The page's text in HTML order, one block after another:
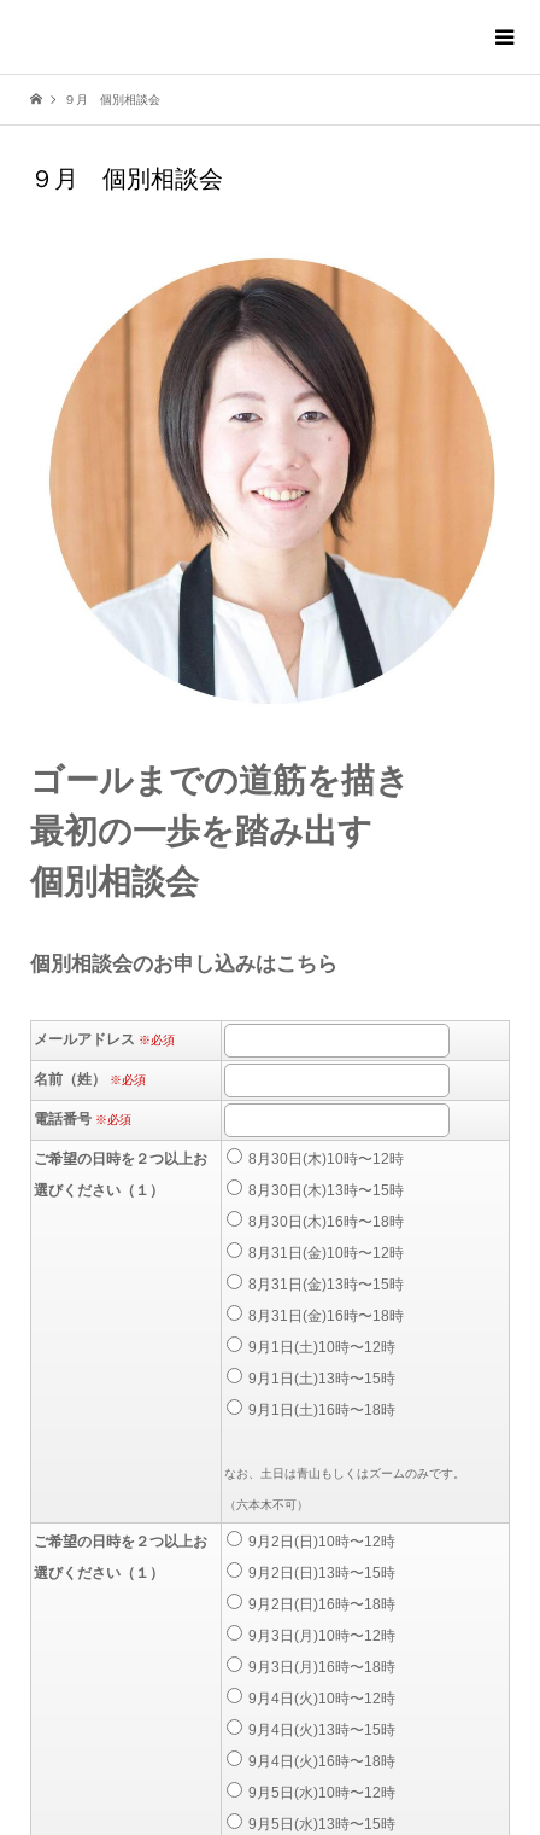
９月 個別相談会
９月 個別相談会
ゴールまでの道筋を描き
最初の一歩を踏み出す
個別相談会
個別相談会のお申し込みはこちら
メールアドレス ※必須
名前（姓） ※必須
電話番号※必須
ご希望の日時を２つ以上お
選びください（１）
8月30日(木)10時〜12時
8月30日(木)13時〜15時
8月30日(木)16時〜18時
8月31日(金)10時〜12時
8月31日(金)13時〜15時
8月31日(金)16時〜18時
9月1日(土)10時〜12時
9月1日(土)13時〜15時
9月1日(土)16時〜18時
なお、土日は青山もしくはズームのみです。
（六本木不可）
ご希望の日時を２つ以上お
選びください（１）
9月2日(日)10時〜12時
9月2日(日)13時〜15時
9月2日(日)16時〜18時
9月3日(月)10時〜12時
9月3日(月)16時〜18時
9月4日(火)10時〜12時
9月4日(火)13時〜15時
9月4日(火)16時〜18時
9月5日(水)10時〜12時
9月5日(水)13時〜15時